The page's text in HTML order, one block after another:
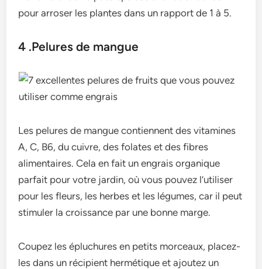
pour arroser les plantes dans un rapport de 1 à 5.
4 .Pelures de mangue
Les pelures de mangue contiennent des vitamines
A, C, B6, du cuivre, des folates et des fibres
alimentaires. Cela en fait un engrais organique
parfait pour votre jardin, où vous pouvez l’utiliser
pour les fleurs, les herbes et les légumes, car il peut
stimuler la croissance par une bonne marge.
Coupez les épluchures en petits morceaux, placez-
les dans un récipient hermétique et ajoutez un